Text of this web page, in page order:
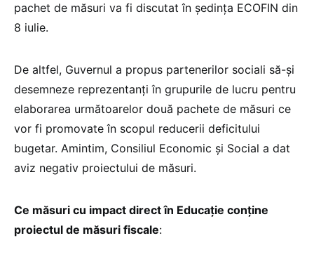
pachet de măsuri va fi discutat în şedinţa ECOFIN din
8 iulie.
De altfel, Guvernul a propus partenerilor sociali să-şi
desemneze reprezentanţi în grupurile de lucru pentru
elaborarea următoarelor două pachete de măsuri ce
vor fi promovate în scopul reducerii deficitului
bugetar. Amintim, Consiliul Economic și Social a dat
aviz negativ proiectului de măsuri.
Ce măsuri cu impact direct în Educație conține
proiectul de măsuri fiscale: